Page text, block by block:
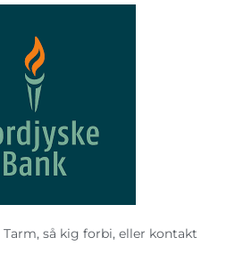
så kig forbi, eller kontakt